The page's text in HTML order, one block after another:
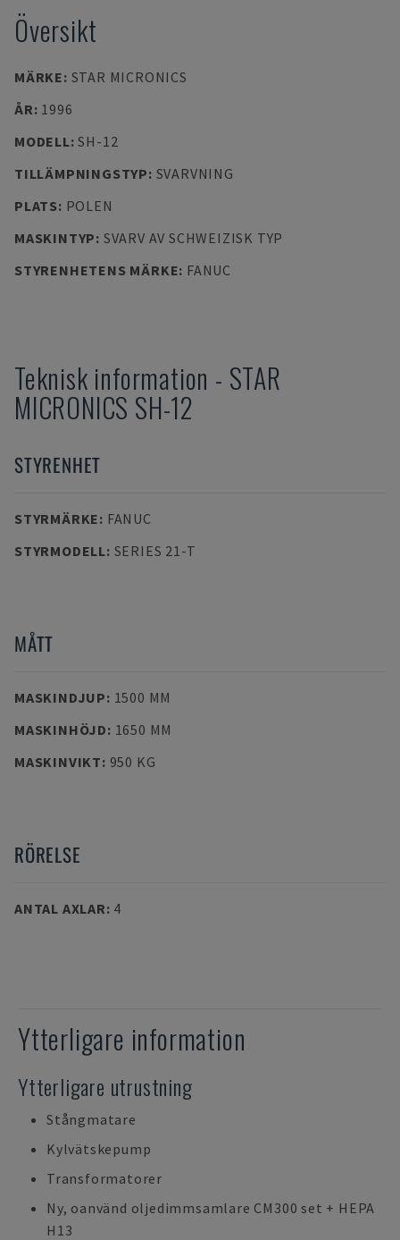
Översikt
MÄRKE: STAR MICRONICS
ÅR: 1996
MODELL:SH-12
TILLÄMPNINGSTYP: SVARVNING
PLATS: POLEN
MASKINTYP: SVARV AV SCHWEIZISK TYP
STYRENHETENS MÄRKE: FANUC
Teknisk information - STAR
MICRONICS SH-12
STYRENHET
STYRMÄRKE: FANUC
STYRMODELL: SERIES 21-T
MÅTT
MASKINDJUP: 1500 MM
MASKINHÖJD: 1650 MM
MASKINVIKT: 950 KG
RÖRELSE
ANTAL AXLAR: 4
Ytterligare information
Ytterligare utrustning
Stångmatare
Kylvätskepump
Transformatorer
Ny, oanvänd oljedimmsamlare CM300 set + HEPA
H13